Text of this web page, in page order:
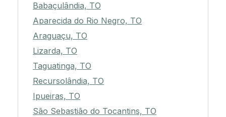
Babaçulândia, TO
Aparecida do Rio Negro, TO
Araguaçu, TO
Lizarda, TO
Taguatinga, TO
Recursolândia, TO
Ipueiras, TO
São Sebastião do Tocantins, TO